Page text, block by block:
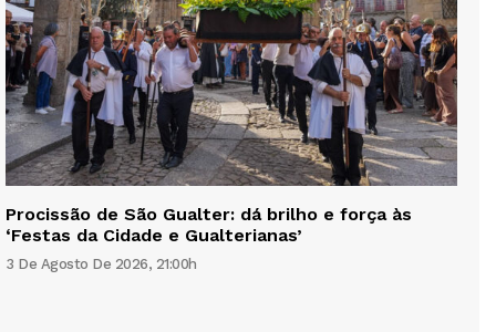
Procissão de São Gualter: dá brilho e força às
‘Festas da Cidade e Gualterianas’
3 De Agosto De 2026, 21:00h